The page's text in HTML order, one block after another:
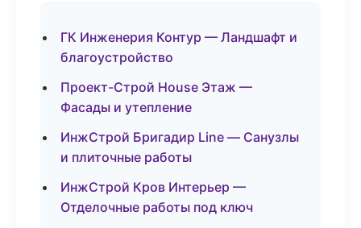
ГК Инженерия Контур — Ландшафт и
благоустройство
Проект-Строй House Этаж —
Фасады и утепление
ИнжСтрой Бригадир Line — Санузлы
и плиточные работы
ИнжСтрой Кров Интерьер —
Отделочные работы под ключ